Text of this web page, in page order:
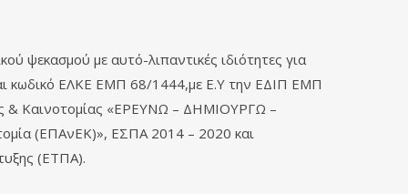
ψεκασμού με αυτό-λιπαντικές ιδιότητες για
κωδικό ΕΛΚΕ ΕΜΠ 68/1444,με Ε.Υ την ΕΔΙΠ ΕΜΠ
& Καινοτομίας «ΕΡΕΥΝΩ – ΔΗΜΙΟΥΡΓΩ –
(ΕΠΑνΕΚ)», ΕΣΠΑ 2014 – 2020 και
(ΕΤΠΑ).